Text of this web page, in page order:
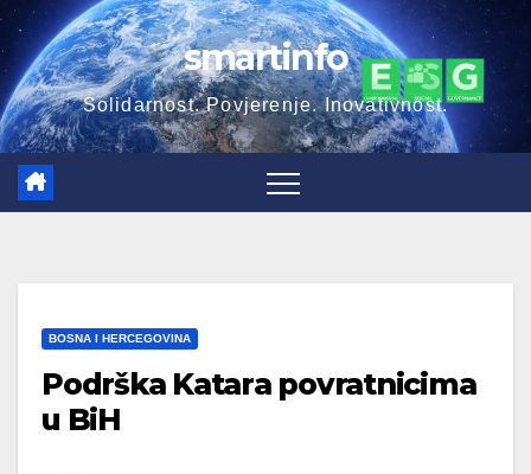
Skip
to
content
smartinfo
Solidarnost. Povjerenje. Inovativnost.
BOSNA I HERCEGOVINA
Podrška Katarа povratnicima
u BiH